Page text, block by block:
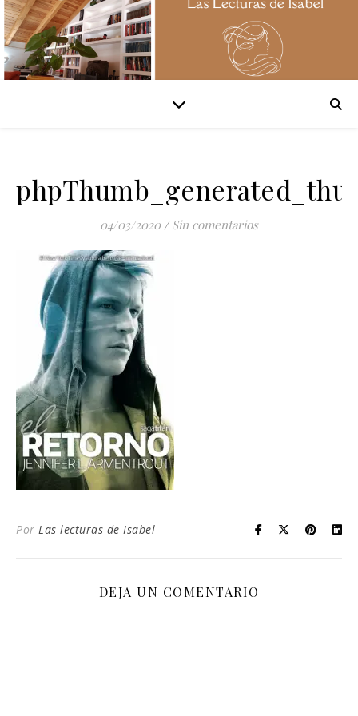
04/03/2020 / Sin comentarios
Por Las lecturas de Isabel
DEJA UN COMENTARIO